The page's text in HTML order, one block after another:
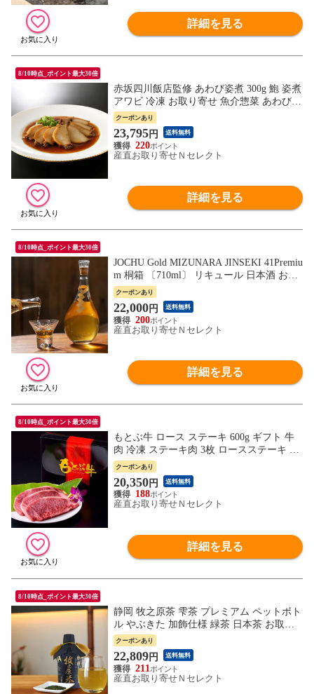
詳細を見る
8/10時点_ポイント最大30倍
赤坂四川飯店監修 あわび姿煮 300g 鮑 姿煮
アワビ 冷凍 お取り寄せ 魚介惣菜 あわび
しょう油煮 温めるだけ 簡単調理 紅焼鮑魚
ホンソーパオユイ
クーポンあり
23,795円 送料無料
220
産直お取り寄せＮセレクト
詳細を見る
8/10時点_ポイント最大30倍
JOCHU Gold MIZUNARA JINSEKI 41Premiu
m 桐箱 〔710ml〕 リキュール 日本酒 お取
り寄せ 純米酒 和酒 アルコール飲料
クーポンあり
22,000円 送料無料
200
産直お取り寄せＮセレクト
詳細を見る
8/10時点_ポイント最大30倍
もとぶ牛 ロース ステーキ 600g ギフト 牛
肉 冷凍 ステーキ肉 3枚 ロースステーキ 国
産 黒毛和牛 お取り寄せ 沖縄県産 和牛ロー
ス ステーキ用
クーポンあり
20,350円 送料無料
188
産直お取り寄せＮセレクト
詳細を見る
8/10時点_ポイント最大30倍
静岡 牧之原茶 雫茶 プレミアム ペットボト
ル やぶきた 加飾仕様 緑茶 日本茶 お取り
寄せ 静岡県産 やぶきた茶 清涼飲料水 ドリ
ンク お茶 350ml
クーポンあり
22,809円 送料無料
211
産直お取り寄せＮセレクト